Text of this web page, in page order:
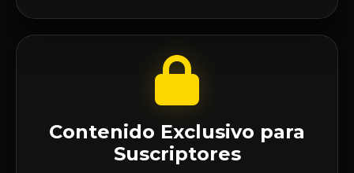
Contenido Exclusivo para
Suscriptores